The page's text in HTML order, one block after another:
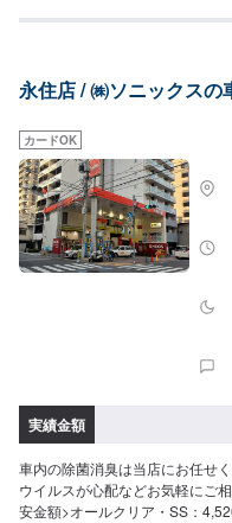
っていいます。特にオイル交換
永住店 / ㈱ソニックスの
カードOK
実績金額
車内の除菌消臭は当店にお任せ
ウイルスが心配などお気軽にご
安金額>オールクリア・SS：